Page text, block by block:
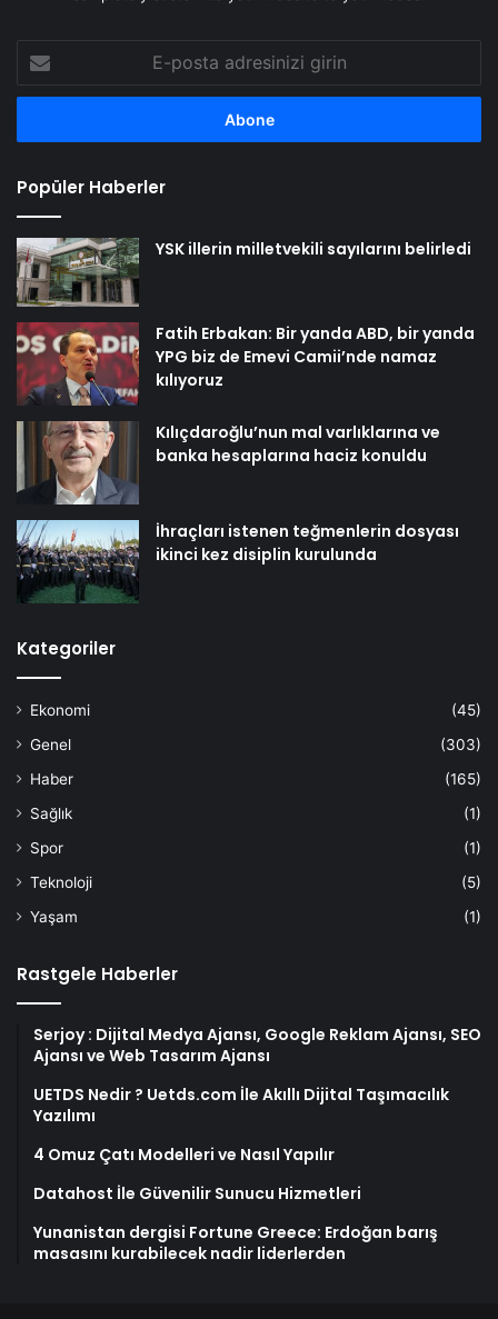
posta
adresinizi
Popüler Haberler
YSK illerin milletvekili sayılarını belirledi
Fatih Erbakan: Bir yanda ABD, bir yanda
YPG biz de Emevi Camii’nde namaz
kılıyoruz
Kılıçdaroğlu’nun mal varlıklarına ve
banka hesaplarına haciz konuldu
İhraçları istenen teğmenlerin dosyası
ikinci kez disiplin kurulunda
Kategoriler
Ekonomi
(45)
Genel
(303)
Haber
(165)
Sağlık
(1)
Spor
(1)
Teknoloji
(5)
Yaşam
(1)
Rastgele Haberler
Serjoy : Dijital Medya Ajansı, Google Reklam Ajansı, SEO
Ajansı ve Web Tasarım Ajansı
UETDS Nedir ? Uetds.com İle Akıllı Dijital Taşımacılık
Yazılımı
4 Omuz Çatı Modelleri ve Nasıl Yapılır
Datahost İle Güvenilir Sunucu Hizmetleri
Yunanistan dergisi Fortune Greece: Erdoğan barış
masasını kurabilecek nadir liderlerden